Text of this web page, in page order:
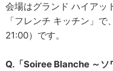
会場はグランド ハイアッ
「フレンチ キッチン」
21:00）です。
Q.「Soiree Blanche ～ソ